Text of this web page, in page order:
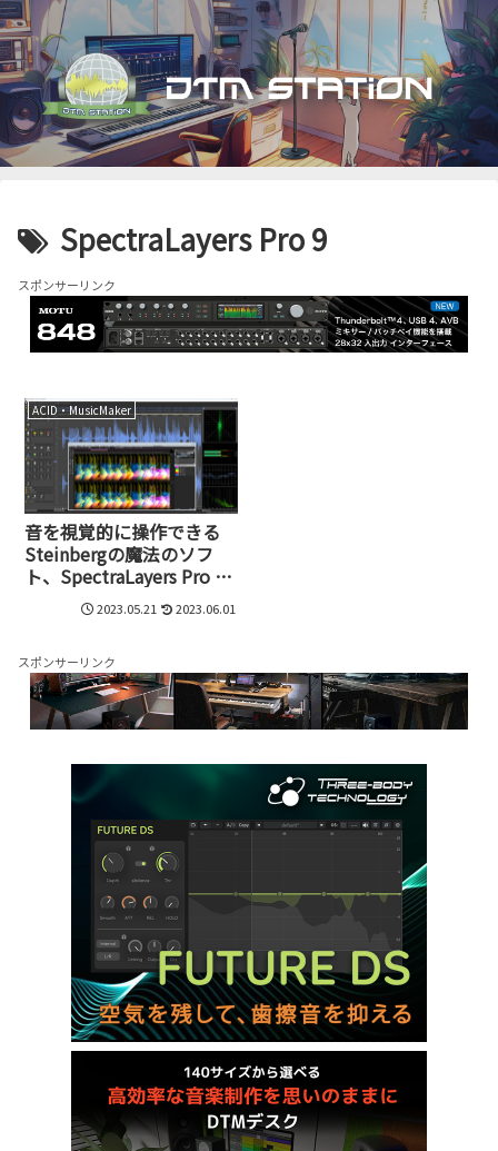
SpectraLayers Pro 9
スポンサーリンク
ACID・MusicMaker
音を視覚的に操作できる
Steinbergの魔法のソフ
ト、SpectraLayers Pro 9
が同梱！波形編集ソフト
の定番の新バージョン
2023.05.21 2023.06.01
スポンサーリンク